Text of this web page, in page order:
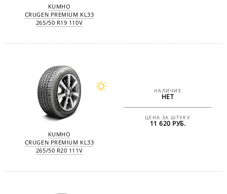
KUMHO
CRUGEN PREMIUM KL33
265/50 R19 110V
KUMHO
CRUGEN PREMIUM KL33
265/50 R20 111V
НАЛИЧИЕ
НЕТ
ЦЕНА ЗА ШТУКУ
11 620 РУБ.